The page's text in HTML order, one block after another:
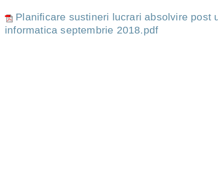
Planificare sustineri lucrari absolvire post
informatica septembrie 2018.pdf